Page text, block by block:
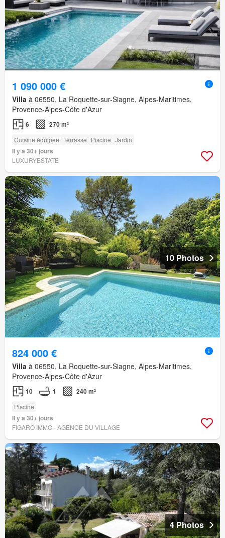
1 090 000 €
Villa à 06550, La Roquette-sur-Siagne, Alpes-Maritimes,
Provence-Alpes-Côte d'Azur
6 270 m²
Cuisine équipée Terrasse Piscine Jardin
Il y a 30+ jours
LUXURYESTATE
10 Photos
824 000 €
Villa à 06550, La Roquette-sur-Siagne, Alpes-Maritimes,
Provence-Alpes-Côte d'Azur
10 1 240 m²
Piscine
Il y a 30+ jours
FIGARO IMMO - AGENCE DU VILLAGE
4 Photos